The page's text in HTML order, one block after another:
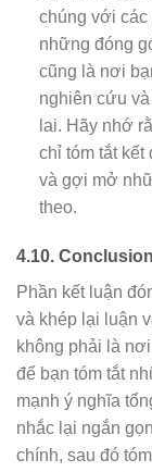
chúng với các
những đóng
cũng là nơi
nghiên cứu
lai. Hãy nhớ
chỉ tóm tắt
và gợi mở
theo.
4.10.
Phần kết luận
và khép lại luận
không phải là
để bạn tóm tắt
mạnh ý nghĩa
nhắc lại ngắn
chính, sau đó